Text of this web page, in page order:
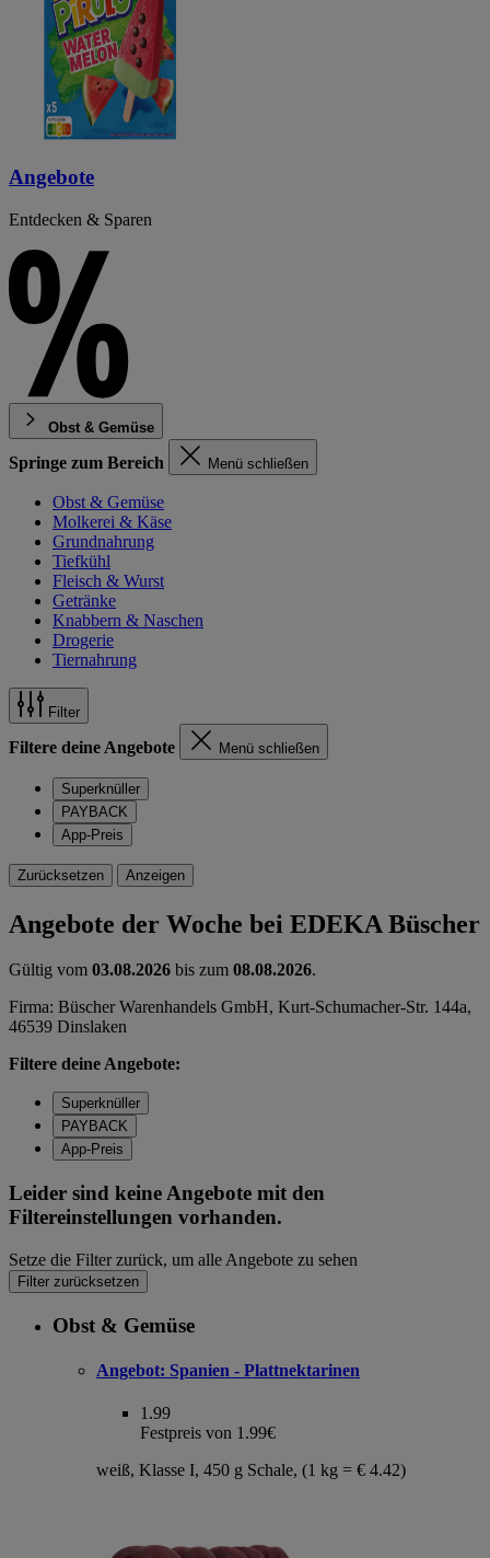
Angebote
Entdecken & Sparen
Obst & Gemüse
Springe zum Bereich Menü schließen
Obst & Gemüse
Molkerei & Käse
Grundnahrung
Tiefkühl
Fleisch & Wurst
Getränke
Knabbern & Naschen
Drogerie
Tiernahrung
Filter
Filtere deine Angebote Menü schließen
Superknüller
PAYBACK
App-Preis
Zurücksetzen Anzeigen
Angebote der Woche bei EDEKA Büscher
Gültig vom 03.08.2026 bis zum 08.08.2026.
Firma: Büscher Warenhandels GmbH, Kurt-Schumacher-Str. 144a,
46539 Dinslaken
Filtere deine Angebote:
Superknüller
PAYBACK
App-Preis
Leider sind keine Angebote mit den
Filtereinstellungen vorhanden.
Setze die Filter zurück, um alle Angebote zu sehen
Filter zurücksetzen
Obst & Gemüse
Angebot: Spanien - Plattnektarinen
1.99
Festpreis von 1.99€
weiß, Klasse I, 450 g Schale, (1 kg = € 4.42)